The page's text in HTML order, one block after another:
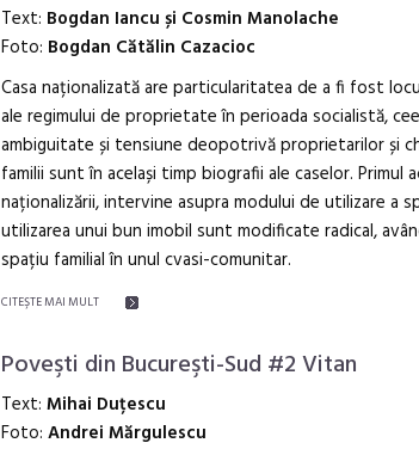
Text: Bogdan Iancu și Cosmin Manolache
Foto: Bogdan Cătălin Cazacioc
Casa naționalizată are particularitatea de a fi fost
ale regimului de proprietate în perioada socialistă,
ambiguitate și tensiune deopotrivă proprietarilor și
familii sunt în același timp biografii ale caselor. Primul
naționalizării, intervine asupra modului de utilizare a
utilizarea unui bun imobil sunt modificate radical,
spațiu familial în unul cvasi-comunitar.
CITEŞTE MAI MULT
Poveşti din Bucureşti-Sud #2 Vitan
Text: Mihai Duțescu
Foto: Andrei Mărgulescu